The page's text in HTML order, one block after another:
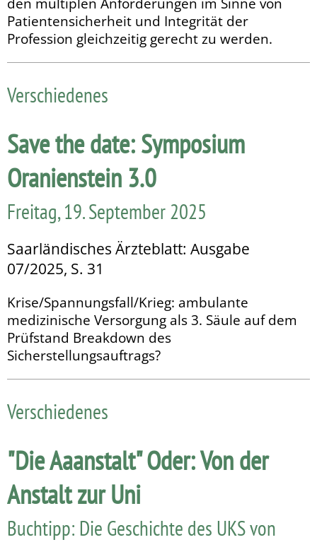
Patientensicherheit und Inte­grität der
Profession gleichzeitig gerecht zu werden.
Verschiedenes
Save the date: Symposium
Oranienstein 3.0
Freitag, 19. September 2025
Saarländisches Ärzteblatt: Ausgabe
07/2025, S. 31
Krise/Spannungsfall/Krieg: ambulante
medizinische Versorgung als 3. Säule auf dem
Prüfstand Breakdown des
Sicherstellungsauftrags?
Verschiedenes
"Die Aaanstalt" Oder: Von der
Anstalt zur Uni
Buchtipp: Die Geschichte des UKS von